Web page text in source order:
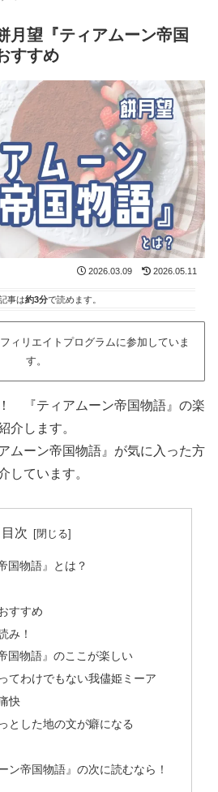
月望『ティアムーン帝国
すすめ
2026.03.09 2026.05.11
事は約3分で読めます。
ィリエイトプログラムに参加していま
す。
『ティアムーン帝国物語』の楽
介します。
ムーン帝国物語』が気に入った方
しています。
目次
国物語』とは？
すすめ
み！
国物語』のここが楽しい
てわけでもない我儘姫ミーア
快
とした地の文が癖になる
ン帝国物語』の次に読むなら！